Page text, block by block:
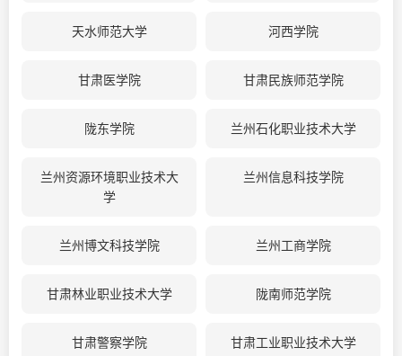
天水师范大学 河西学院
甘肃医学院 甘肃民族师范学院
陇东学院 兰州石化职业技术大学
兰州资源环境职业技术大
学
兰州信息科技学院
兰州博文科技学院 兰州工商学院
甘肃林业职业技术大学 陇南师范学院
甘肃警察学院 甘肃工业职业技术大学